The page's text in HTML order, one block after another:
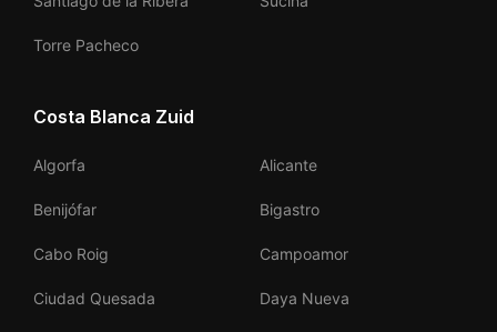
Torre Pacheco
Costa Blanca Zuid
Algorfa Alicante
Benijófar Bigastro
Cabo Roig Campoamor
Ciudad Quesada Daya Nueva